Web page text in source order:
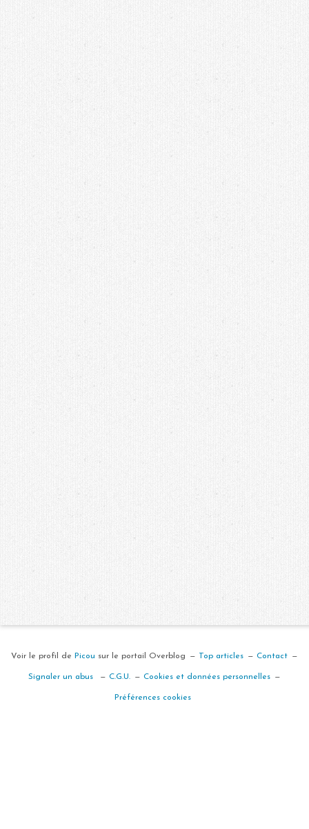
Voir le profil de Picou sur le portail Overblog Top articles Contact
Signaler un abus C.G.U. Cookies et données personnelles
Préférences cookies